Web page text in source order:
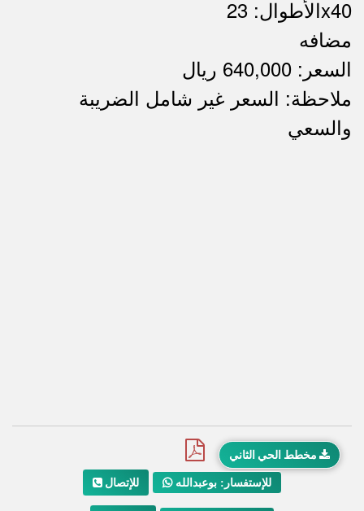
الأطوال: 23x40
مضافه
السعر: 640,000 ريال
ملاحظاتملاحظة: السعر غير شامل الضريبة
والسعي
مخطط الحي الثاني
للإتصال للإستفسار: بوعبدالله